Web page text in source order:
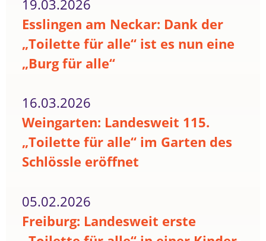
19.03.2026
Esslingen am Neckar: Dank der
„Toilette für alle“ ist es nun eine
„Burg für alle“
16.03.2026
Weingarten: Landesweit 115.
„Toilette für alle“ im Garten des
Schlössle eröffnet
05.02.2026
Freiburg: Landesweit erste